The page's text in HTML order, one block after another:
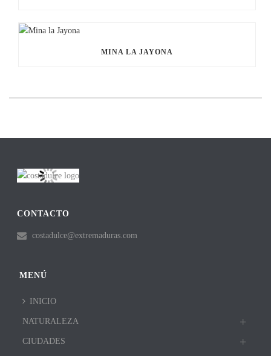
MINA LA JAYONA
CONTACTO
costadulce@extremaduras.com
MENÚ
INICIO
NATURALEZA
CIUDADES